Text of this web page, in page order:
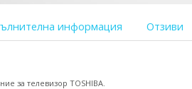
информация Отзиви
за телевизор TOSHIBA.